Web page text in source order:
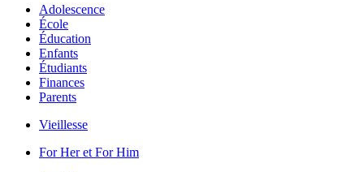
Adolescence
École
Éducation
Enfants
Étudiants
Finances
Parents
Vieillesse
For Her et For Him